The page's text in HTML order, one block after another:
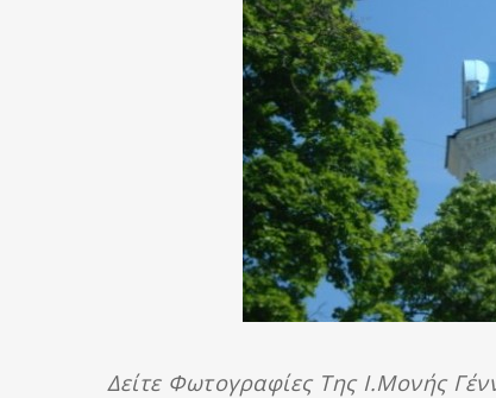
Δείτε Φωτογραφίες Της Ι.Μονής